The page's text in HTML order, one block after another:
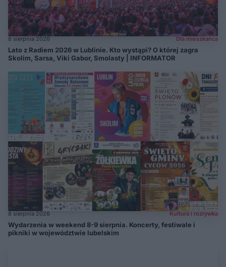
8 sierpnia 2026 Dla mieszkańca
Lato z Radiem 2026 w Lublinie. Kto wystąpi? O której zagra
Skolim, Sarsa, Viki Gabor, Smolasty | INFORMATOR
8 sierpnia 2026 Kultura i rozrywka
Wydarzenia w weekend 8-9 sierpnia. Koncerty, festiwale i
pikniki w województwie lubelskim